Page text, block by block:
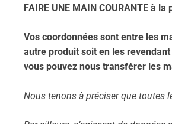
FAIRE UNE MAIN COURANTE à
Vos coordonnées sont entre les
autre produit soit en les
vous pouvez nous transférer les
Nous tenons à préciser que toutes